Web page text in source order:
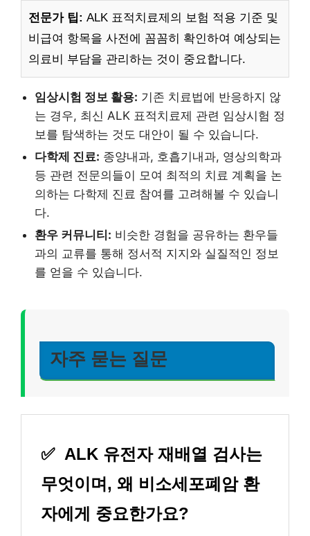
전문가 팁: ALK 표적치료제의 보험 적용 기준 및
비급여 항목을 사전에 꼼꼼히 확인하여 예상되는
의료비 부담을 관리하는 것이 중요합니다.
임상시험 정보 활용: 기존 치료법에 반응하지 않
는 경우, 최신 ALK 표적치료제 관련 임상시험 정
보를 탐색하는 것도 대안이 될 수 있습니다.
다학제 진료: 종양내과, 호흡기내과, 영상의학과
등 관련 전문의들이 모여 최적의 치료 계획을 논
의하는 다학제 진료 참여를 고려해볼 수 있습니
다.
환우 커뮤니티: 비슷한 경험을 공유하는 환우들
과의 교류를 통해 정서적 지지와 실질적인 정보
를 얻을 수 있습니다.
자주 묻는 질문
✅ ALK 유전자 재배열 검사는
무엇이며, 왜 비소세포폐암 환
자에게 중요한가요?